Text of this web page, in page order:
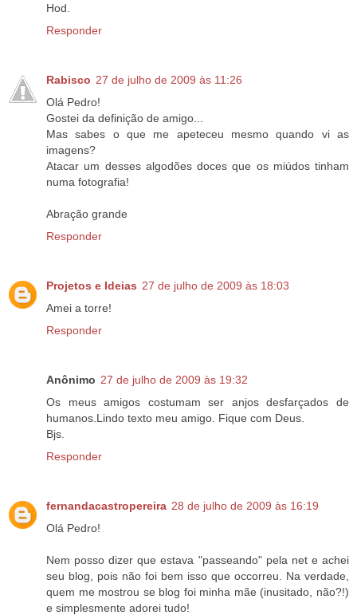
Hod.
Responder
Rabisco 27 de julho de 2009 às 11:26
Olá Pedro!
Gostei da definição de amigo...
Mas sabes o que me apeteceu mesmo quando vi as
imagens?
Atacar um desses algodões doces que os miúdos tinham
numa fotografia!
Abração grande
Responder
Projetos e Ideias 27 de julho de 2009 às 18:03
Amei a torre!
Responder
Anônimo 27 de julho de 2009 às 19:32
Os meus amigos costumam ser anjos desfarçados de
humanos.Lindo texto meu amigo. Fique com Deus.
Bjs.
Responder
fernandacastropereira 28 de julho de 2009 às 16:19
Olá Pedro!
Nem posso dizer que estava "passeando" pela net e achei
seu blog, pois não foi bem isso que occorreu. Na verdade,
quem me mostrou se blog foi minha mãe (inusitado, não?!)
e simplesmente adorei tudo!